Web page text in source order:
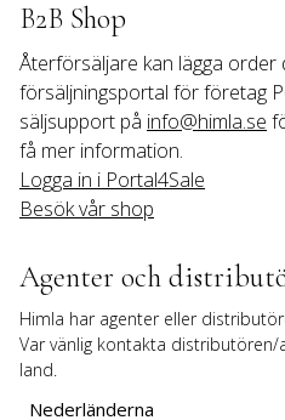
B2B Shop
Återförsäljare kan lägga order
försäljningsportal för företag
säljsupport på info@himla.se
få mer information.
Logga in i Portal4Sale
Besök vår shop
Agenter och
Himla har agenter eller
Var vänlig kontakta
land.
Nederländerna